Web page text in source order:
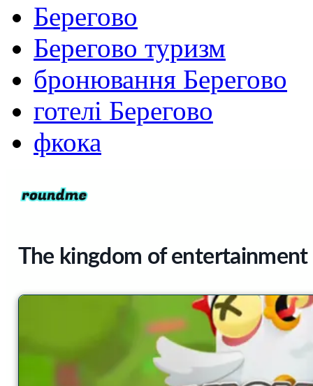
Берегово
Берегово туризм
бронювання Берегово
готелі Берегово
фкока